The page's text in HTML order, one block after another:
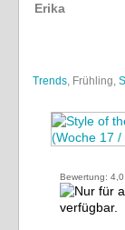
Erika
Trends, Frühling,
Bewertung: 4,0